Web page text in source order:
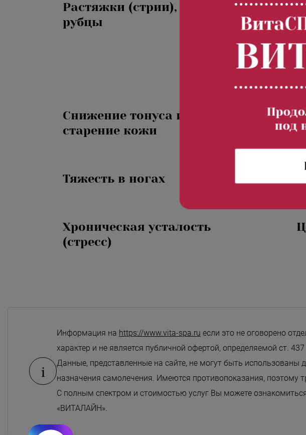
Растяжки (стрии), шрамы,
рубцы
Снижение тонуса и
старение кожи
Тяжесть в ногах
Хроническая усталость
(стресс)
i
Информация на https://www.vita-spa.ru если это не оговорено
характер и не является публичной офертой, определяемой ст.
Данные, представленные на сайте, не могут быть использованы
назначения самолечения. Имеются противопоказания, поэтому
С полным спектром и стоимостью услуг Вы можете
«ВИТАЛАЙН».
«Роман с камнем»
«Магия массажа»
«Сибирское здоровье»
под